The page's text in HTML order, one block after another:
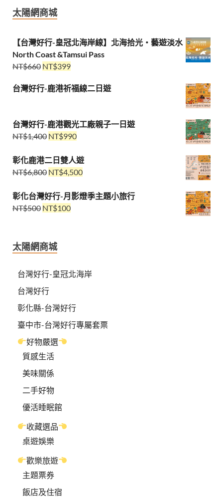
太陽網商城
【台灣好行-皇冠北海岸線】北海拾光・藝遊淡水
North Coast &Tamsui Pass
NT$660 NT$399
台灣好行-鹿港祈福線二日遊
台灣好行-鹿港觀光工廠親子一日遊
NT$1,400 NT$990
彰化鹿港二日雙人遊
NT$6,800 NT$4,500
彰化台灣好行-月影燈季主題小旅行
NT$500 NT$100
太陽網商城
台灣好行-皇冠北海岸
台灣好行
彰化縣-台灣好行
臺中市-台灣好行專屬套票
好物嚴選
質感生活
美味關係
二手好物
優活睡眠館
收藏選品
桌遊娛樂
歡樂旅遊
主題票券
飯店及住宿